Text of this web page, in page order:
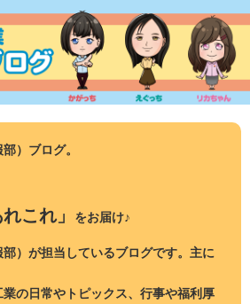
）ブログ。
これ」 をお届け♪
）が担当しているブログです。主に
の日常やトピックス、行事や福利厚